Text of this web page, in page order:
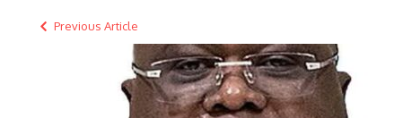
Previous Article